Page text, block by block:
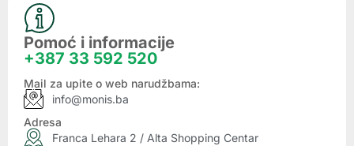
Pomoć i informacije
+387 33 592 520
Mail za upite o web narudžbama:
info@monis.ba
Adresa
Franca Lehara 2 / Alta Shopping Centar